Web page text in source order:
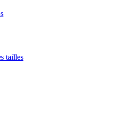
tailles